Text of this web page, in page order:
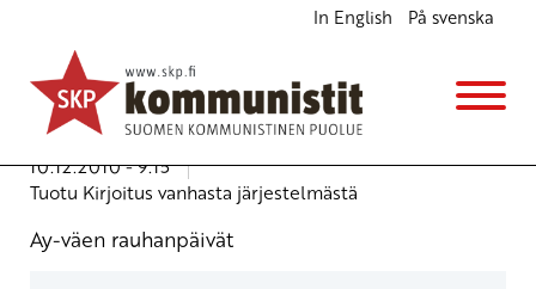
In English På svenska
Työpaikkojen rauhantoimikunnan järjestämät
valtakunnalliset ay-väen rauhanpäivät Turussa
8.-9.1.2011
Tapahtumia
10.12.2010 - 9:15
Tuotu Kirjoitus vanhasta järjestelmästä
Ay-väen rauhanpäivät